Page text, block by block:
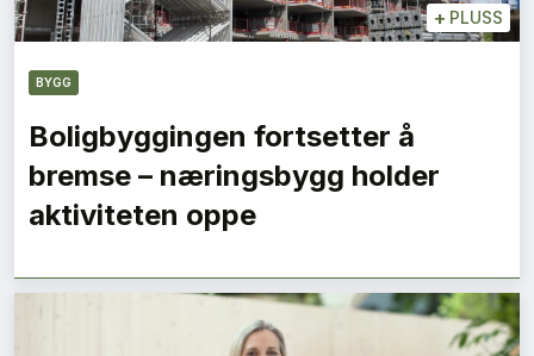
+ PLUSS
BYGG
Boligbyggingen fortsetter å
bremse – næringsbygg holder
aktiviteten oppe